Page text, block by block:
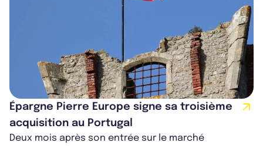
Épargne Pierre Europe signe sa troisième
acquisition au Portugal
Deux mois après son entrée sur le marché